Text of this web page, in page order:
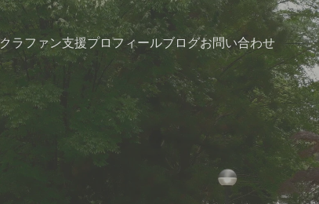
クラファン支援プロフィールブログお問い合わせ